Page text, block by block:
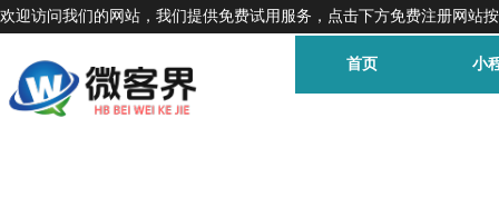
欢迎访问我们的网站，我们提供免费试用服务，点击下方免费注册网站
首页 小